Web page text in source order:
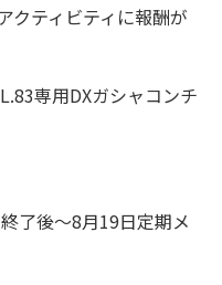
クティビティに報酬が
専用DXガシャコンチ
了後～8月19日定期メ